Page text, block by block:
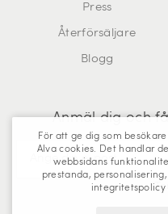
Press
Återförsäljare
Blogg
Anmäl dig och
För att ge dig som
Alva cookies. Det handlar
webbsidans
prestanda,
integritetspolicy